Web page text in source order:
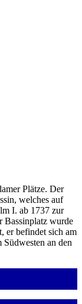
Plätze. Der
welches auf
I. ab 1737 zur
Bassinplatz wurde
er befindet sich am
an den